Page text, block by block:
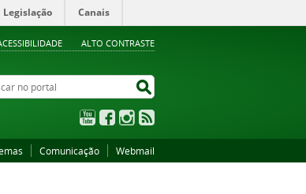
Legislação Canais
ALTO CONTRASTE
no portal
YouTubeFacebookInstagram
Comunicação Webmail